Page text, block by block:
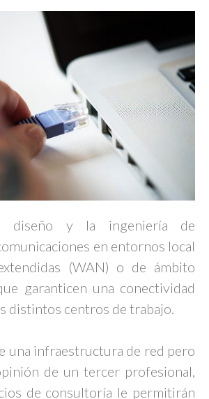
diseño y la ingeniería de
en entornos local
(WAN) o de ámbito
garanticen una conectividad
distintos centros de trabajo.
una infraestructura de red pero
de un tercer profesional,
de consultoría le permitirán